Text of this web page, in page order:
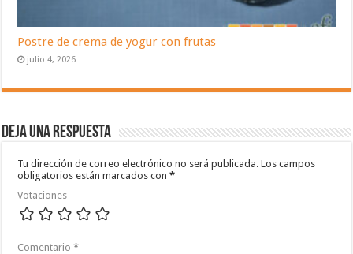
Postre de crema de yogur con frutas
julio 4, 2026
Deja una respuesta
Tu dirección de correo electrónico no será publicada. Los campos
obligatorios están marcados con*
Votaciones
Comentario*